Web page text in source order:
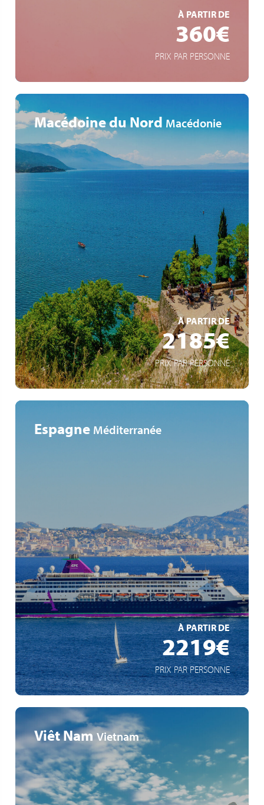
À PARTIR DE
360€
PRIX PAR PERSONNE
Macédoine du Nord Macédonie
À PARTIR DE
2185€
PRIX PAR PERSONNE
Patrimoine exceptionnel
Des paysages naturels spectaculaires
Rencontres avec des familles locales
EN SAVOIR +
Espagne Méditerranée
À PARTIR DE
2219€
PRIX PAR PERSONNE
Forfait boissons plus inclus
Bateau à taille humaine
Joyaux de la méditerranée
EN SAVOIR +
Viêt Nam Vietnam